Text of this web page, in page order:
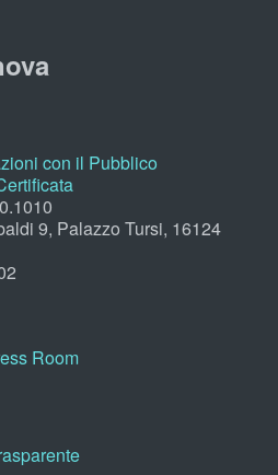
con il Pubblico
9, Palazzo Tursi, 16124
Room